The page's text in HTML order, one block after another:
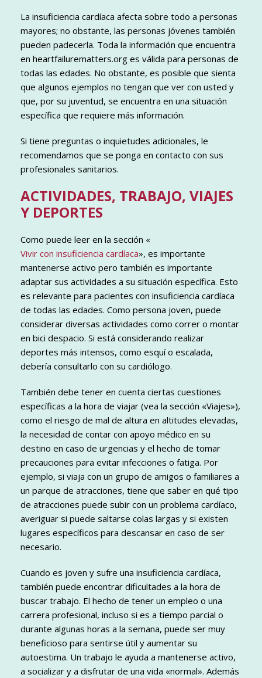
La insuficiencia cardíaca afecta sobre todo a personas
mayores; no obstante, las personas jóvenes también
pueden padecerla. Toda la información que encuentra
en heartfailurematters.org es válida para personas de
todas las edades. No obstante, es posible que sienta
que algunos ejemplos no tengan que ver con usted y
que, por su juventud, se encuentra en una situación
específica que requiere más información.
Si tiene preguntas o inquietudes adicionales, le
recomendamos que se ponga en contacto con sus
profesionales sanitarios.
ACTIVIDADES, TRABAJO, VIAJES
Y DEPORTES
Como puede leer en la sección «
Vivir con insuficiencia cardíaca», es importante
mantenerse activo pero también es importante
adaptar sus actividades a su situación específica. Esto
es relevante para pacientes con insuficiencia cardíaca
de todas las edades. Como persona joven, puede
considerar diversas actividades como correr o montar
en bici despacio. Si está considerando realizar
deportes más intensos, como esquí o escalada,
debería consultarlo con su cardiólogo.
También debe tener en cuenta ciertas cuestiones
específicas a la hora de viajar (vea la sección «Viajes»),
como el riesgo de mal de altura en altitudes elevadas,
la necesidad de contar con apoyo médico en su
destino en caso de urgencias y el hecho de tomar
precauciones para evitar infecciones o fatiga. Por
ejemplo, si viaja con un grupo de amigos o familiares a
un parque de atracciones, tiene que saber en qué tipo
de atracciones puede subir con un problema cardíaco,
averiguar si puede saltarse colas largas y si existen
lugares específicos para descansar en caso de ser
necesario.
Cuando es joven y sufre una insuficiencia cardíaca,
también puede encontrar dificultades a la hora de
buscar trabajo. El hecho de tener un empleo o una
carrera profesional, incluso si es a tiempo parcial o
durante algunas horas a la semana, puede ser muy
beneficioso para sentirse útil y aumentar su
autoestima. Un trabajo le ayuda a mantenerse activo,
a socializar y a disfrutar de una vida «normal». Además